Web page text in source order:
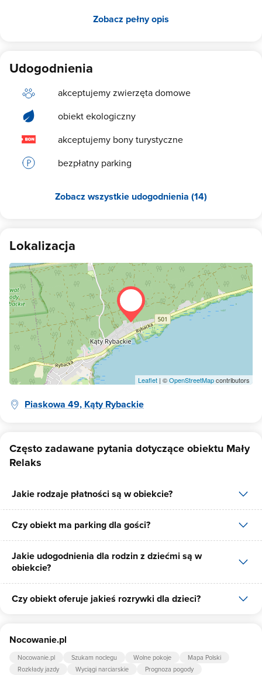
kontakt telefoniczny [numer telefonu został ukryty] Serdecznie
Zobacz pełny opis
Udogodnienia
akceptujemy zwierzęta domowe
obiekt ekologiczny
akceptujemy bony turystyczne
bezpłatny parking
Zobacz wszystkie udogodnienia (14)
Lokalizacja
Leaflet | ©OpenStreetMapcontributors
Piaskowa 49, Kąty Rybackie
Często zadawane pytania dotyczące obiektu Mały
Relaks
Jakie rodzaje płatności są w obiekcie?
W obiekcie dostępne są następujące formy płatności: gotówka,
płatność przelewem.
Czy obiekt ma parking dla gości?
Tak, Mały Relaks posiada bezpłatny parking dla gości na 15 miejsc.
Jakie udogodnienia dla rodzin z dziećmi są w
obiekcie?
Udogodnienia dla rodzin z dziećmi jakie oferuje Mały Relaks to:
Czy obiekt oferuje jakieś rozrywki dla dzieci?
piaskownica, trampolina, huśtawka.
Nocowanie.pl
Nocowanie.pl Szukam noclegu Wolne pokoje
Mapa Polski
Rozkłady jazdy
Wyciągi narciarskie
Prognoza pogody